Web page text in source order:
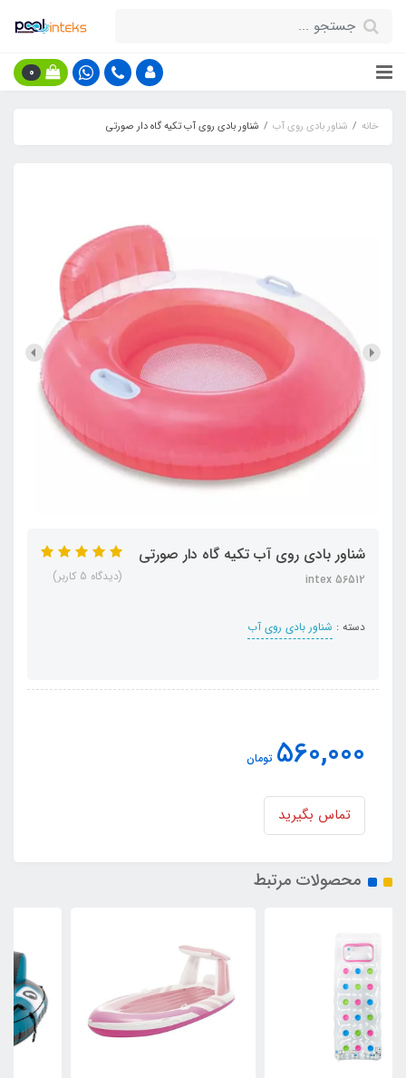
0
خانه شناور بادی روی آب شناور بادی روی آب تکیه گاه دار صورتی
شناور بادی روی آب تکیه گاه دار صورتی
intex 56512
دسته : شناور بادی روی آب
(دیدگاه 5 کاربر)
560,000 تومان
تماس بگیرید
محصولات مرتبط